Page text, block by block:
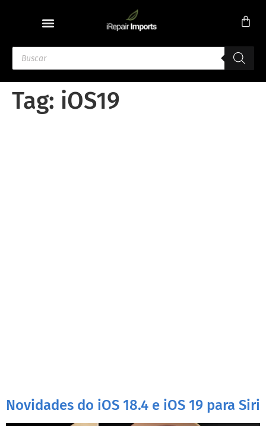
Tag: iOS19
Novidades do iOS 18.4 e iOS 19 para Siri